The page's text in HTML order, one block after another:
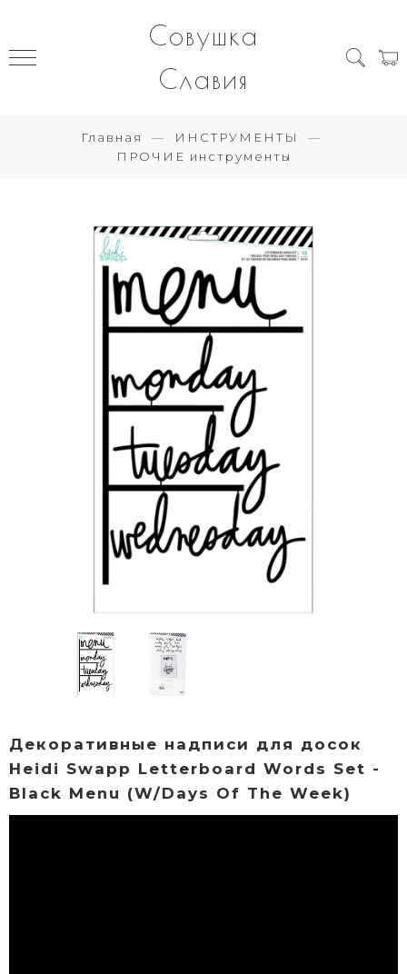
Совушка
Славия
Главная
ИНСТРУМЕНТЫ
ПРОЧИЕ инструменты
Декоративные надписи для досок
Heidi Swapp Letterboard Words Set -
Black Menu (W/Days Of The Week)